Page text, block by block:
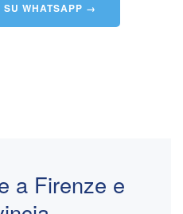
SU WHATSAPP →
a Firenze e